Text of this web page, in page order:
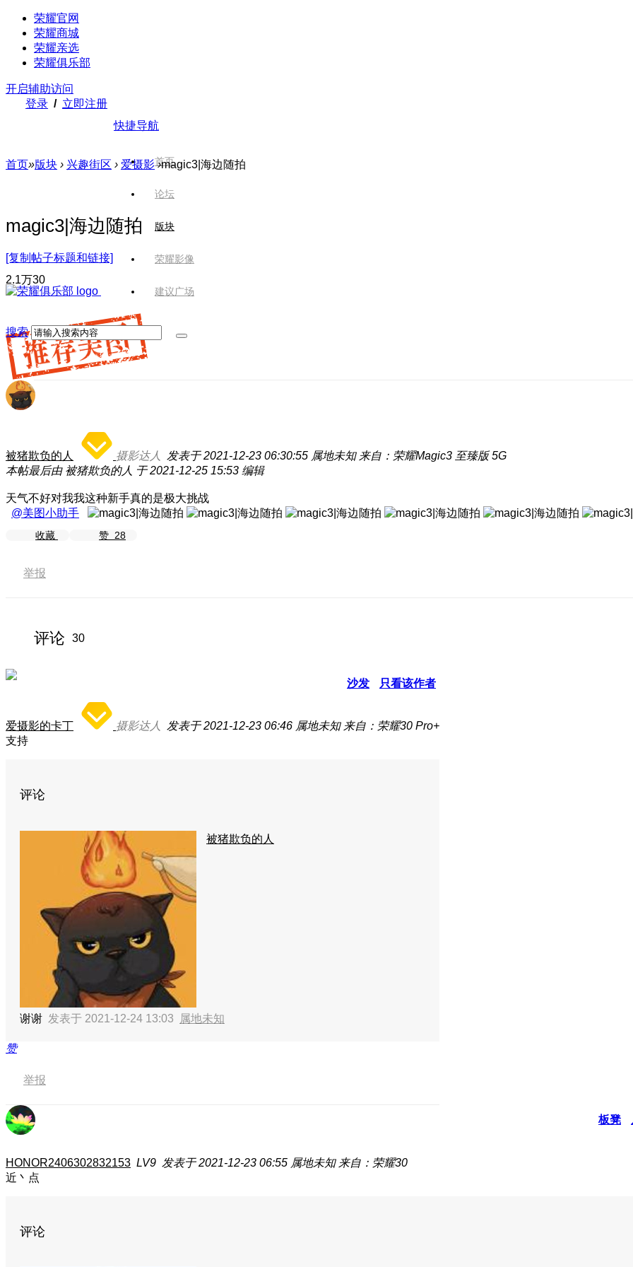
荣耀官网
荣耀商城
荣耀亲选
荣耀俱乐部
开启辅助访问
登录 / 立即注册
快捷导航
首页
论坛
版块
荣耀影像
建议广场
搜索
首页»版块 › 兴趣街区 › 爱摄影 ›magic3|海边随拍
magic3|海边随拍
[复制帖子标题和链接]
2.1万30
被猪欺负的人 摄影达人 发表于 2021-12-23 06:30:55 属地未知 来自：荣耀Magic3 至臻版 5G
本帖最后由 被猪欺负的人 于 2021-12-25 15:53 编辑
天气不好对我我这种新手真的是极大挑战
@美图小助手
收藏 赞 28
举报
评论 30
沙发 只看该作者
爱摄影的卡丁 摄影达人 发表于 2021-12-23 06:46 属地未知 来自：荣耀30 Pro+
支持
评论
被猪欺负的人
谢谢 发表于 2021-12-24 13:03 属地未知
赞
举报
板凳
HONOR2406302832153 LV9 发表于 2021-12-23 06:55 属地未知 来自：荣耀30
近丶点
评论